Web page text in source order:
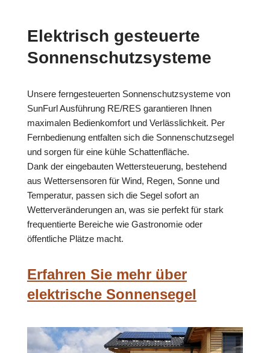
Elektrisch gesteuerte
Sonnenschutzsysteme
Unsere ferngesteuerten Sonnenschutzsysteme von
SunFurl Ausführung RE/RES garantieren Ihnen
maximalen Bedienkomfort und Verlässlichkeit. Per
Fernbedienung entfalten sich die Sonnenschutzsegel
und sorgen für eine kühle Schattenfläche.
Dank der eingebauten Wettersteuerung, bestehend
aus Wettersensoren für Wind, Regen, Sonne und
Temperatur, passen sich die Segel sofort an
Wetterveränderungen an, was sie perfekt für stark
frequentierte Bereiche wie Gastronomie oder
öffentliche Plätze macht.
Erfahren Sie mehr über
elektrische Sonnensegel